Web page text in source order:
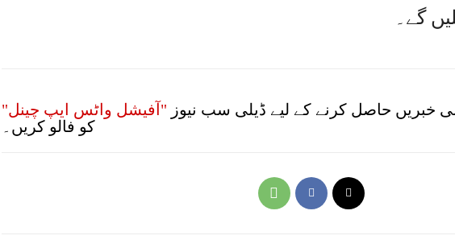
گے۔
خبریں حاصل کرنے کے لیے ڈیلی سب نیوز "آفیشل واٹس ایپ چینل"
کو فالو کریں۔